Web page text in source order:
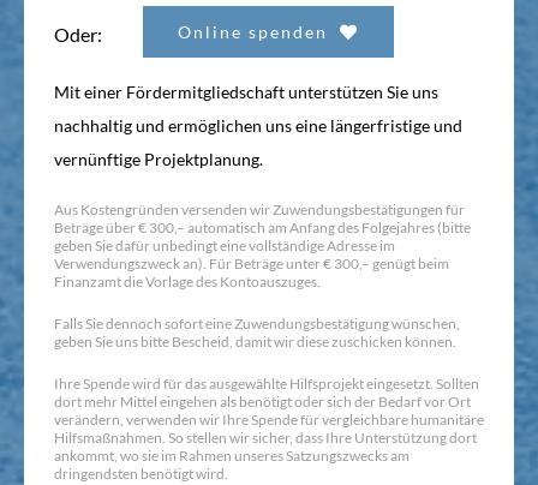
Oder: Online spenden
Mit einer Fördermitgliedschaft unterstützen Sie uns
nachhaltig und ermöglichen uns eine längerfristige und
vernünftige Projektplanung.
Aus Kostengründen versenden wir Zuwendungsbestätigungen für
Beträge über € 300,– automatisch am Anfang des Folgejahres (bitte
geben Sie dafür unbedingt eine vollständige Adresse im
Verwendungszweck an). Für Beträge unter € 300,– genügt beim
Finanzamt die Vorlage des Kontoauszuges.
Falls Sie dennoch sofort eine Zuwendungsbestätigung wünschen,
geben Sie uns bitte Bescheid, damit wir diese zuschicken können.
Ihre Spende wird für das ausgewählte Hilfsprojekt eingesetzt. Sollten
dort mehr Mittel eingehen als benötigt oder sich der Bedarf vor Ort
verändern, verwenden wir Ihre Spende für vergleichbare humanitäre
Hilfsmaßnahmen. So stellen wir sicher, dass Ihre Unterstützung dort
ankommt, wo sie im Rahmen unseres Satzungszwecks am
dringendsten benötigt wird.